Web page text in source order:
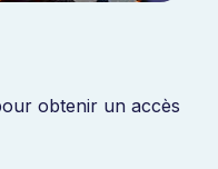
obtenir un accès